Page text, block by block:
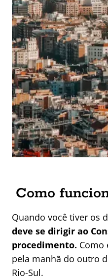
Como
Quando você tiver os
deve se dirigir ao
procedimento. Como
pela manhã do outro
Rio-Sul.